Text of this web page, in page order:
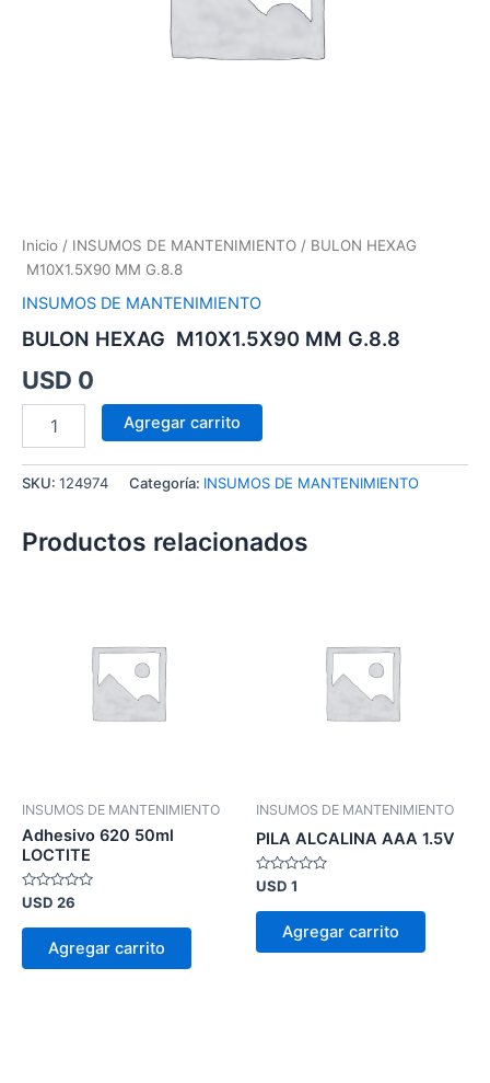
Inicio / INSUMOS DE MANTENIMIENTO / BULON HEXAG
M10X1.5X90 MM G.8.8
INSUMOS DE MANTENIMIENTO
BULON HEXAG M10X1.5X90 MM G.8.8
USD 0
Agregar carrito
SKU: 124974 Categoría: INSUMOS DE MANTENIMIENTO
Productos relacionados
INSUMOS DE MANTENIMIENTO
Adhesivo 620 50ml
LOCTITE
Valorado
0
USD 26
Agregar carrito
INSUMOS DE MANTENIMIENTO
PILA ALCALINA AAA 1.5V
Valorado
0
USD 1
Agregar carrito